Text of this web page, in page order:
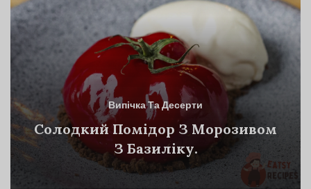
Випічка Та Десерти
Солодкий Помідор З Морозивом
З Базиліку.